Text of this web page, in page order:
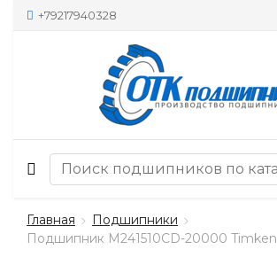
+79217940328
Главная
Подшипники
Подшипник M241510CD-20000 Timken